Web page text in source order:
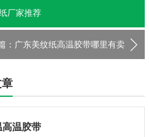
厂家推荐
：广东美纹纸高温胶带哪里有卖
温胶带